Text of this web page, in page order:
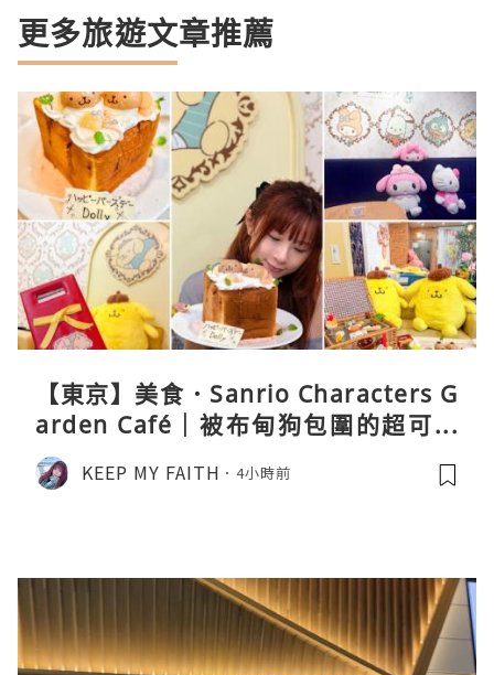
更多旅遊文章推薦
【東京】美食．Sanrio Characters G
arden Café｜被布甸狗包圍的超可愛
下午茶體驗
KEEP MY FAITH 4小時前